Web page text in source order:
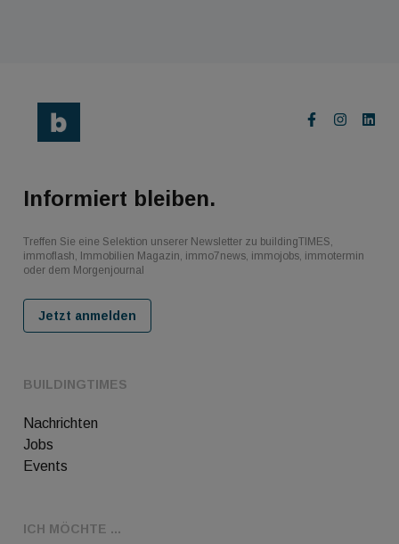
BUILDINGTIMES
Nachrichten
Jobs
Events
ICH MÖCHTE ...
Informiert bleiben.
Treffen Sie eine Selektion unserer Newsletter zu buildingTIMES,
immoflash, Immobilien Magazin, immo7news, immojobs, immotermin
oder dem Morgenjournal
Jetzt anmelden